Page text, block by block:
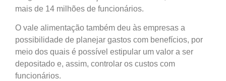
mais de 14 milhões de funcionários.
O vale alimentação também deu às empresas a
possibilidade de planejar gastos com benefícios, por
meio dos quais é possível estipular um valor a ser
depositado e, assim, controlar os custos com
funcionários.